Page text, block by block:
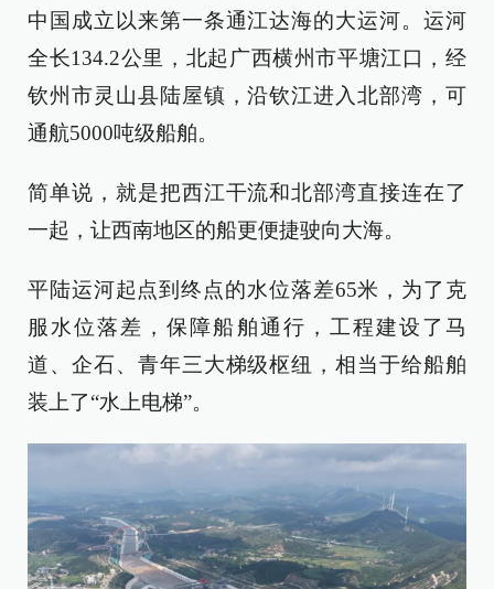
中国成立以来第一条通江达海的大运河。运河
全长134.2公里，北起广西横州市平塘江口，经
钦州市灵山县陆屋镇，沿钦江进入北部湾，可
通航5000吨级船舶。
简单说，就是把西江干流和北部湾直接连在了
一起，让西南地区的船更便捷驶向大海。
平陆运河起点到终点的水位落差65米，为了克
服水位落差，保障船舶通行，工程建设了马
道、企石、青年三大梯级枢纽，相当于给船舶
装上了“水上电梯”。